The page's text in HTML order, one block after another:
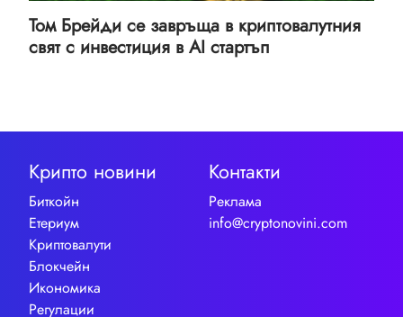
Том Брейди се завръща в криптовалутния
свят с инвестиция в AI стартъп
Крипто новини
Биткойн
Етериум
Криптовалути
Блокчейн
Икономика
Регулации
Контакти
Реклама
info@cryptonovini.com